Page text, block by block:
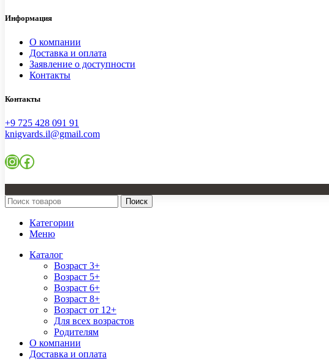
Информация
О компании
Доставка и оплата
Заявление о доступности
Контакты
Контакты
+9 725 428 091 91
knigvards.il@gmail.com
Instagram
Facebook
Поиск
Категории
Меню
Каталог
Возраст 3+
Возраст 5+
Возраст 6+
Возраст 8+
Возраст от 12+
Для всех возрастов
Родителям
О компании
Доставка и оплата